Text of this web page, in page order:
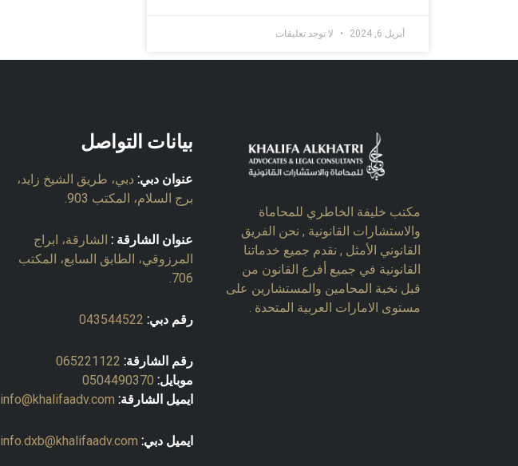
أبريل 6, 2024 لا توجد تعليقات
مكتب خليفة الخاطري للمحاماة
والاستشارات القانونية , نحن الفريق
القانوني الأمثل , نقدم جميع خدماتنا
القانونية في جميع أفرع القانون من
قبل نخبة المحامين والمستشارين على
مستوى الامارات العربية المتحدة .
بيانات التواصل
عنوان دبي: دبي، طريق الشيخ زايد،
برج السلام، المكتب 903.
عنوان الشارقة : الشارقة، ابراج
المرزوقي، الطابق السابع، المكتب
706.
رقم دبي: 043544522
رقم الشارقة: 065221122
موبايل: 0504490370
ايميل الشارقة: info@khalifaadv.com
ايميل دبي: info.dxb@khalifaadv.com